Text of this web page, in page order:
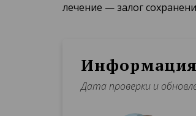
лечение — залог
Дата проверки и